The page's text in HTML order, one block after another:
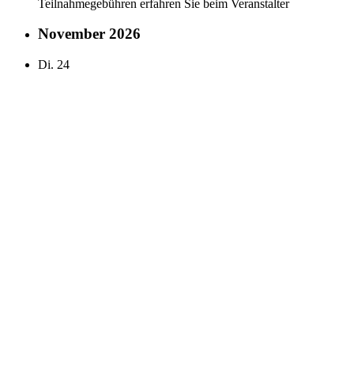
Teilnahmegebühren erfahren Sie beim Veranstalter
November 2026
Di. 24